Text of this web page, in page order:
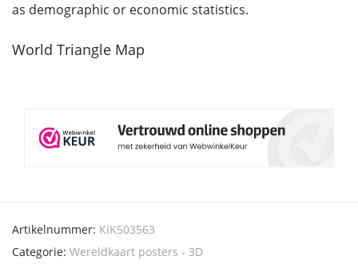
as demographic or economic statistics.
World Triangle Map
Artikelnummer: KiK503563
Categorie: Wereldkaart posters - 3D